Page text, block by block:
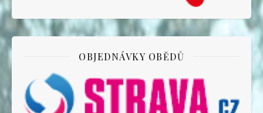
OBJEDNÁVKY OBĚDŮ